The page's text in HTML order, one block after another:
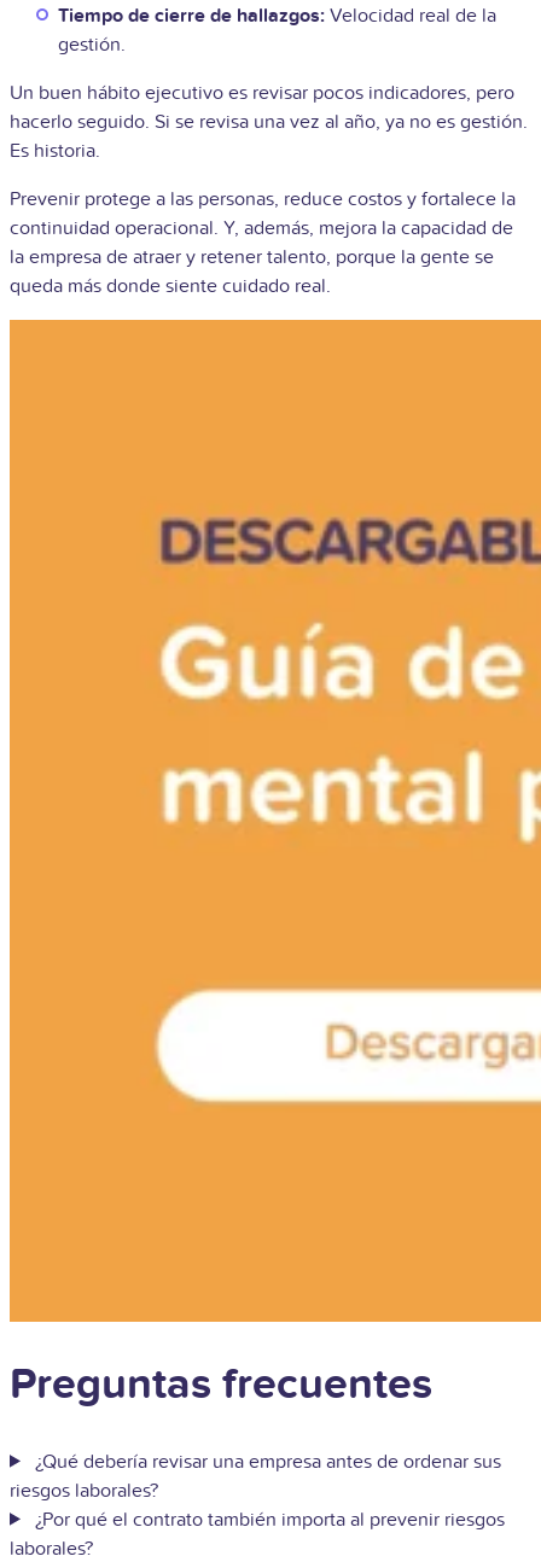
Tiempo de cierre de hallazgos: Velocidad real de la
gestión.
Un buen hábito ejecutivo es revisar pocos indicadores, pero
hacerlo seguido. Si se revisa una vez al año, ya no es gestión.
Es historia.
Prevenir protege a las personas, reduce costos y fortalece la
continuidad operacional. Y, además, mejora la capacidad de
la empresa de atraer y retener talento, porque la gente se
queda más donde siente cuidado real.
Preguntas frecuentes
¿Qué debería revisar una empresa antes de ordenar sus
riesgos laborales?
¿Por qué el contrato también importa al prevenir riesgos
laborales?